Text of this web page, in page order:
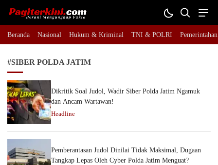
Pagiterkini.com
Berani Mengungkap Fakta
Beranda Nasional Hukum & Kriminal TNI & POLRI Pemerintahan
#SIBER POLDA JATIM
Dikritik Soal Judol, Wadir Siber Polda Jatim Ngamuk
dan Ancam Wartawan!
Headline
Pemberantasan Judol Dinilai Tidak Maksimal, Dugaan
Tangkap Lepas Oleh Cyber Polda Jatim Menguat?